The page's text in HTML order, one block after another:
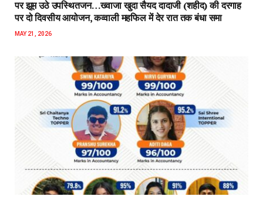
पर झूम उठे उपस्थितजन…ख्वाजा खुदा सैयद दादाजी (शहीद) की दरगाह
पर दो दिवसीय आयोजन, कव्वाली महफिल में देर रात तक बंधा समा
MAY 21, 2026